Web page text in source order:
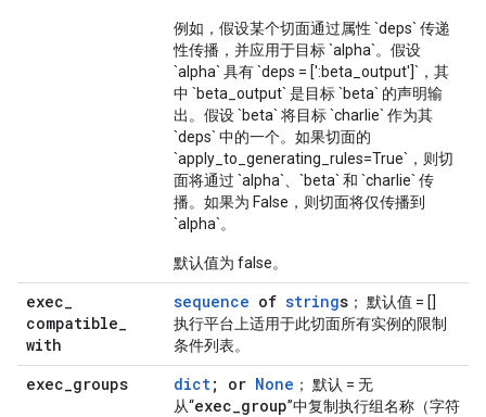
例如，假设某个切面通过属性 `deps` 传递
性传播，并应用于目标 `alpha`。假设
`alpha` 具有 `deps = [':beta_output']`，其
中 `beta_output` 是目标 `beta` 的声明输
出。假设 `beta` 将目标 `charlie` 作为其
`deps` 中的一个。如果切面的
`apply_to_generating_rules=True`，则切
面将通过 `alpha`、`beta` 和 `charlie` 传
播。如果为 False，则切面将仅传播到
`alpha`。
默认值为 false。
exec_
compatible_
with
sequence of strings ； 默认值 = []
执行平台上适用于此切面所有实例的限制
条件列表。
exec_groups dict; or None ； 默认 = 无
从“exec_group”中复制执行组名称（字符